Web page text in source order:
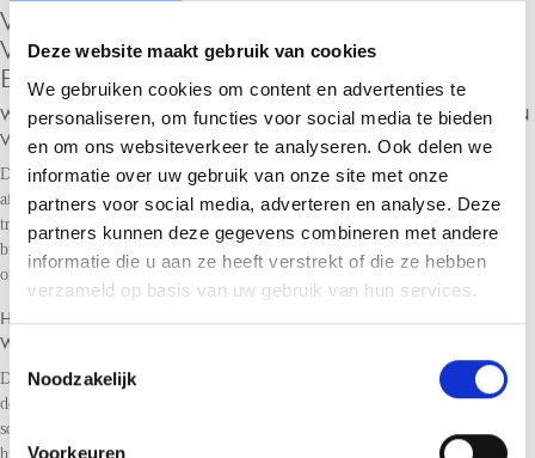
Deze website maakt gebruik van cookies
We gebruiken cookies om content en advertenties te
personaliseren, om functies voor social media te bieden
en om ons websiteverkeer te analyseren. Ook delen we
informatie over uw gebruik van onze site met onze
partners voor social media, adverteren en analyse. Deze
partners kunnen deze gegevens combineren met andere
informatie die u aan ze heeft verstrekt of die ze hebben
verzameld op basis van uw gebruik van hun services.
Noodzakelijk
Voorkeuren
VEELGESTELDE VRAGEN OVER
VASTGOEDBEHEER IN DORDRECHT
EN OMSTREKEN
WAT ZIJN DE KOSTEN VOOR HET INHUREN VAN EEN
VERHUURMAKELAAR?
De kosten voor het inhuren van een verhuurmakelaar kunnen variëren
afhankelijk van de diensten die u kiest. Bij Verra Makelaars hanteren we
transparante tarieven en bieden we verschillende pakketten aan die aansluiten
bij uw budget en behoeften. Neem contact met ons op voor een persoonlijke
offerte.
HOE SNEL KAN MIJN WONING VERHUURD
WORDEN?
Dit hangt af van verschillende factoren, waaronder de locatie, de huurprijs en
de marktvraag. Dankzij onze effectieve marketingstrategieën en grondige
screeningsprocessen kunnen wij vaak binnen enkele weken een geschikte
huurder vinden.